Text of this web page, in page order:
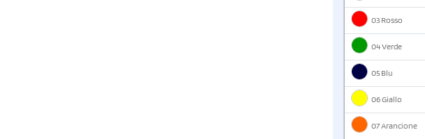
03 Rosso
04 Verde
05 Blu
06 Giallo
07 Arancione